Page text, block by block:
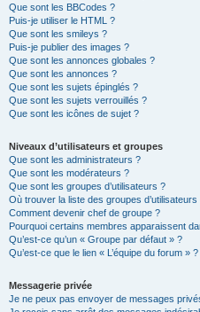
Que sont les BBCodes ?
Puis-je utiliser le HTML ?
Que sont les smileys ?
Puis-je publier des images ?
Que sont les annonces globales ?
Que sont les annonces ?
Que sont les sujets épinglés ?
Que sont les sujets verrouillés ?
Que sont les icônes de sujet ?
Niveaux d’utilisateurs et groupes
Que sont les administrateurs ?
Que sont les modérateurs ?
Que sont les groupes d’utilisateurs ?
Où trouver la liste des groupes
Comment devenir chef de groupe ?
Pourquoi certains membres apparaissent
Qu’est-ce qu’un « Groupe par défaut » ?
Qu’est-ce que le lien « L’équipe du forum » ?
Messagerie privée
Je ne peux pas envoyer de messages